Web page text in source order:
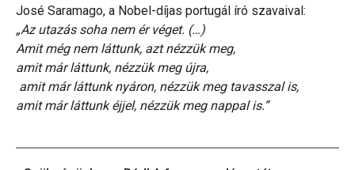
José Saramago, a Nobel-díjas portugál író szavaival:
„Az utazás soha nem ér véget. (…)
Amit még nem láttunk, azt nézzük meg,
amit már láttunk, nézzük meg újra,
amit már láttunk nyáron, nézzük meg tavasszal is,
amit már láttunk éjjel, nézzük meg nappal is.”